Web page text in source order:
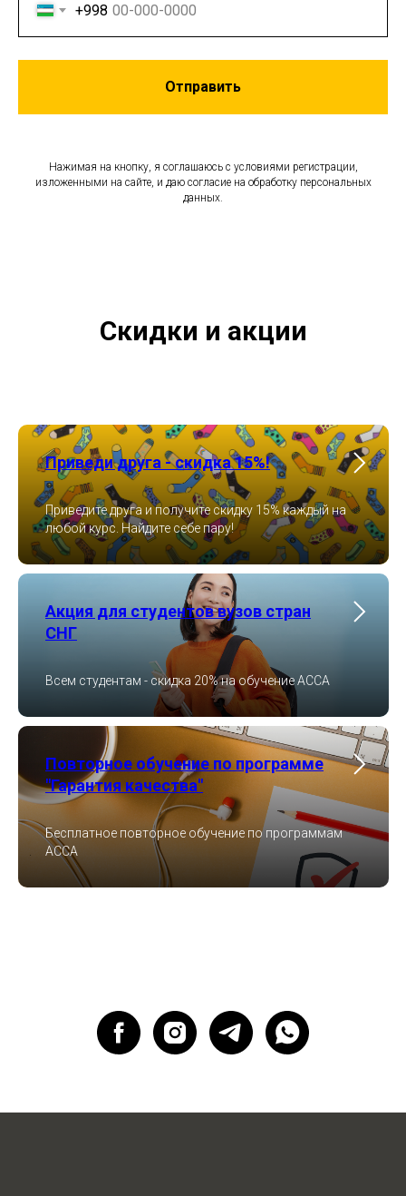
+998
Отправить
Нажимая на кнопку, я соглашаюсь с условиями регистрации,
изложенными на сайте, и даю согласие на обработку персональных
данных.
Скидки и акции
Приведи друга - скидка 15%!
Приведите друга и получите скидку 15% каждый на
любой курс. Найдите себе пару!
Акция для студентов вузов стран
СНГ
Всем студентам - скидка 20% на обучение ACCA
Повторное обучение по программе
"Гарантия качества"
Бесплатное повторное обучение по программам
ACCA